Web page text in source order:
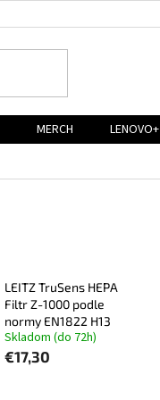
MERCH LENOVO+
LEITZ TruSens HEPA
Filtr Z-1000 podle
normy EN1822 H13
Skladom (do 72h)
€17,30